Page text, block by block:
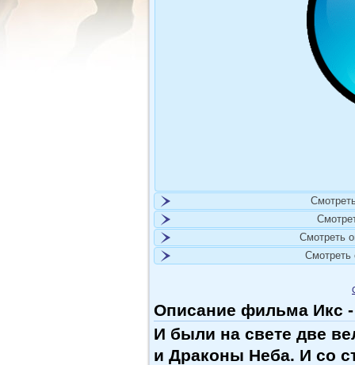
Смотреть
Смотреть
Описание фильма Икс -
И были на свете две
и Драконы Неба. И со